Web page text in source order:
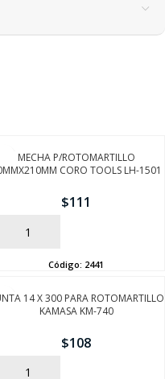
MECHA P/ROTOMARTILLO
CORO TOOLS LH-1501
$111
AÑADIR
Código: 2441
14 X 300 PARA ROTOMARTILLO
KAMASA KM-740
$108
AÑADIR